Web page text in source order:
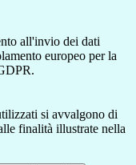
all'invio dei dati
europeo per la
si avvalgono di
finalità illustrate nella